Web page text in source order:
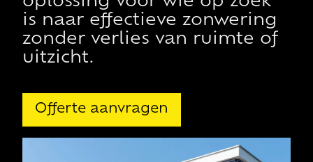
is naar effectieve zonwering
zonder verlies van ruimte of
uitzicht.
Offerte aanvragen